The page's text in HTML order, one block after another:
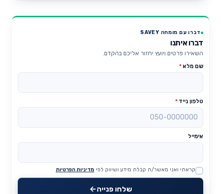
דברו עם מומחה SAVEY
דברו איתנו
השאירו פרטים ויועץ יחזור אליכם בהקדם.
שם מלא*
טלפון נייד *
אימייל
Website
קראתי ואני מאשר/ת קבלת מידע ושיווק לפי מדיניות הפרטיות
שלחו פנייה